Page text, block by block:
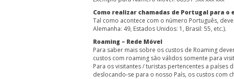
Como realizar chamadas de Portugal para o
Tal como acontece com o número Português,
Alemanha: 49, Estados Unidos: 1, Brasil: 55, etc.).
Roaming – Rede Móvel
Para saber mais sobre os custos de Roaming
custos com roaming são válidos somente para
Para os visitantes / turistas pertencentes a países
deslocando-se para o nosso País, os custos com